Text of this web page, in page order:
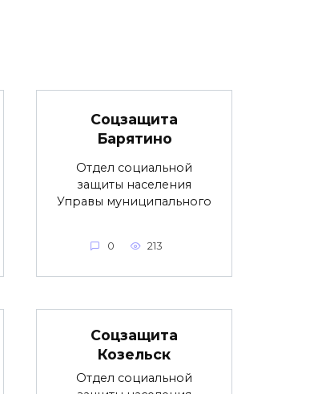
Соцзащита
Барятино
Отдел социальной
защиты населения
Управы муниципального
0 213
Соцзащита
Козельск
Отдел социальной